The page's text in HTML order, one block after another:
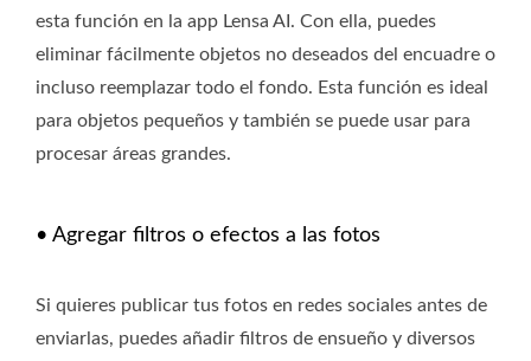
esta función en la app Lensa AI. Con ella, puedes
eliminar fácilmente objetos no deseados del encuadre o
incluso reemplazar todo el fondo. Esta función es ideal
para objetos pequeños y también se puede usar para
procesar áreas grandes.
• Agregar filtros o efectos a las fotos
Si quieres publicar tus fotos en redes sociales antes de
enviarlas, puedes añadir filtros de ensueño y diversos